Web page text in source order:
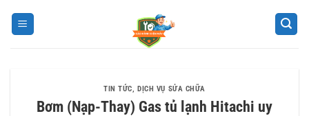
TIN TỨC,DỊCH VỤ SỬA CHỮA
Bơm (Nạp-Thay) Gas tủ lạnh Hitachi uy